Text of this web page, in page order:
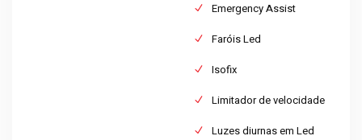
Emergency Assist
Faróis Led
Isofix
Limitador de velocidade
Luzes diurnas em Led